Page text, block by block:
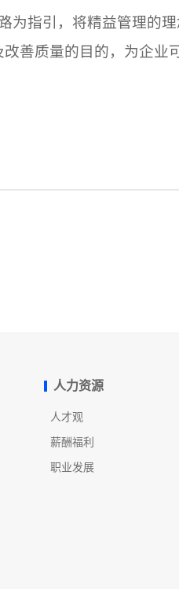
为指引，将精益管理的
善质量的目的，为企业
人力资源
人才观
薪酬福利
职业发展